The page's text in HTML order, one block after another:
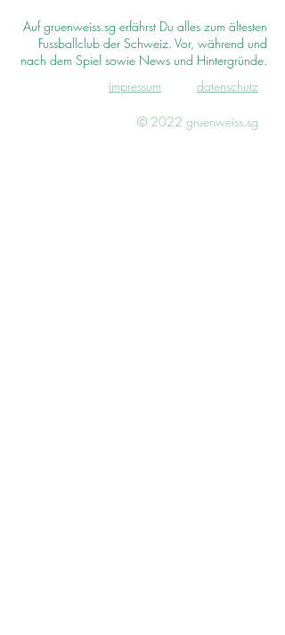
Auf gruenweiss.sg erfährst Du alles zum ältesten
Fussballclub der Schweiz. Vor, während und
nach dem Spiel sowie News und Hintergründe.
impressum
datenschutz
© 2022 gruenweiss.sg